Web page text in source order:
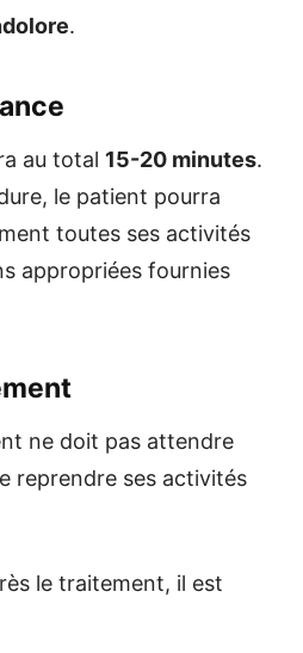
.
au total 15-20 minutes.
le patient pourra
toutes ses activités
appropriées fournies
ne doit pas attendre
reprendre ses activités
le traitement, il est